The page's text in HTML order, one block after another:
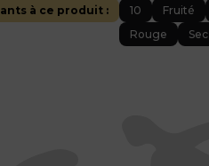
à ce produit : 10 Fruité
Rouge
Sec